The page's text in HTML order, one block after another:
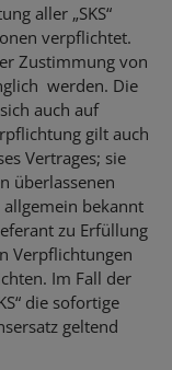
aller „SKS“
verpflichtet.
Zustimmung von
werden. Die
auch auf
gilt auch
Vertrages; sie
überlassenen
bekannt
zu Erfüllung
Verpflichtungen
Im Fall der
die sofortige
geltend